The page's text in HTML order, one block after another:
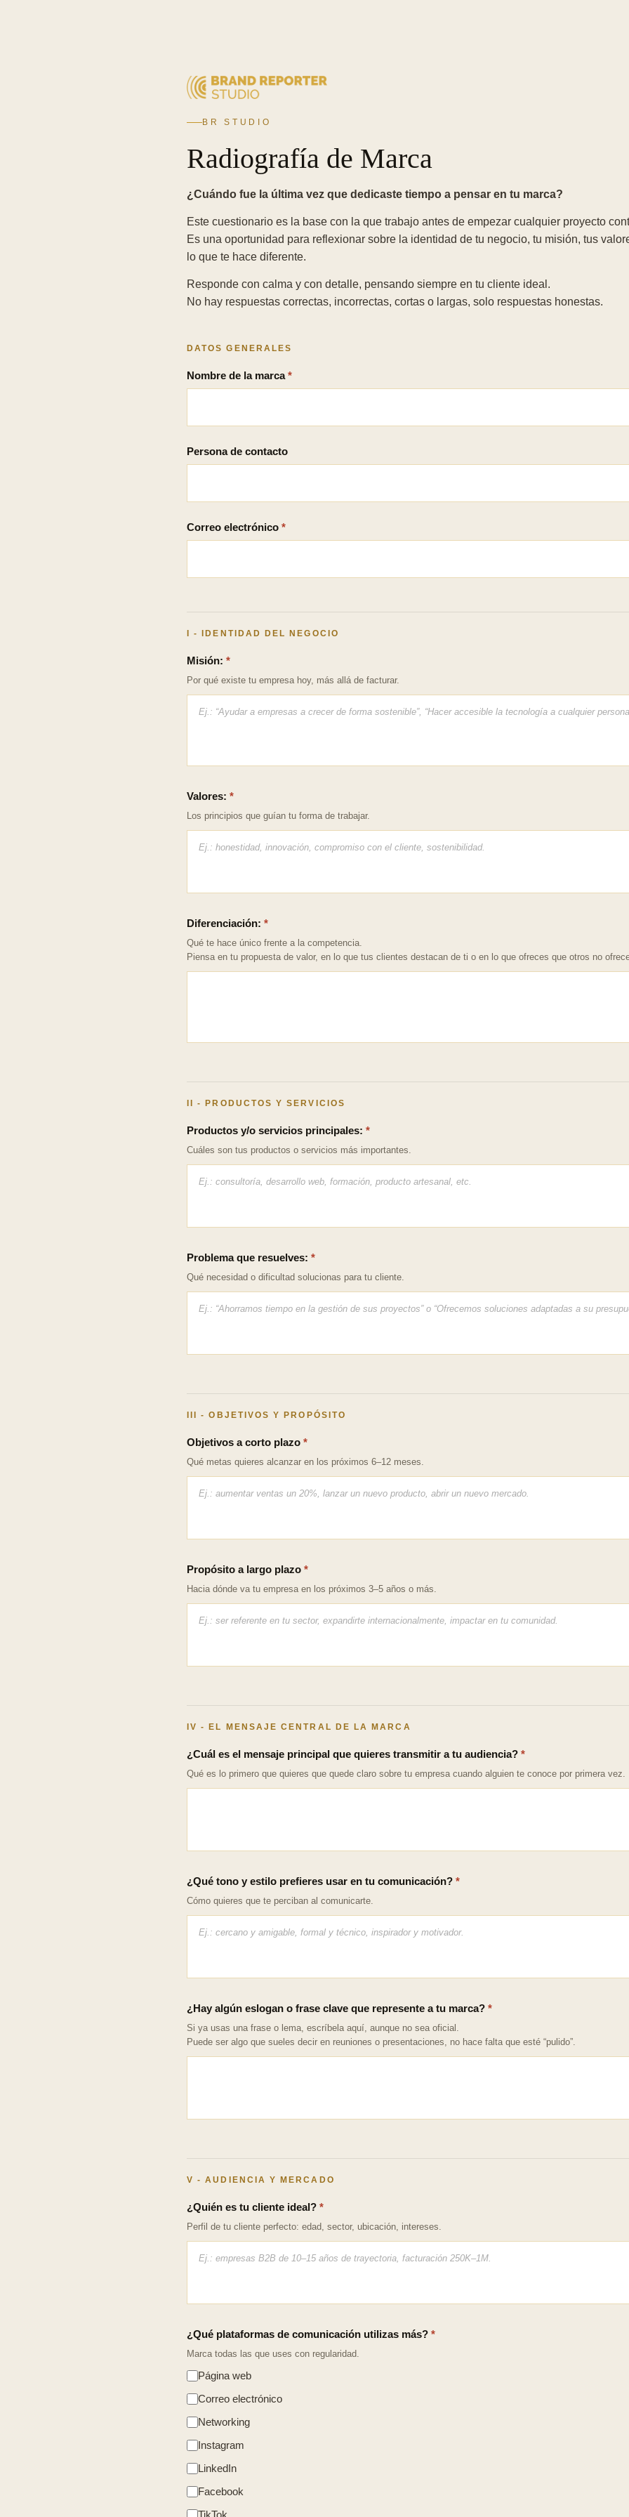
BR STUDIO
Radiografía de Marca
¿Cuándo fue la última vez que dedicaste tiempo a pensar en tu marca?
Este cuestionario es la base con la que trabajo antes de empezar cualquier proyecto
Es una oportunidad para reflexionar sobre la identidad de tu negocio, tu misión, tus
lo que te hace diferente.
Responde con calma y con detalle, pensando siempre en tu cliente ideal.
No hay respuestas correctas, incorrectas, cortas o largas, solo respuestas honestas.
DATOS GENERALES
Nombre de la marca*
Persona de contacto
Correo electrónico *
I - IDENTIDAD DEL NEGOCIO
Misión: *
Por qué existe tu empresa hoy, más allá de facturar.
Valores: *
Los principios que guían tu forma de trabajar.
Diferenciación: *
Qué te hace único frente a la competencia.
Piensa en tu propuesta de valor, en lo que tus clientes destacan de ti o en lo que ofreces que otros no
II - PRODUCTOS Y SERVICIOS
Productos y/o servicios principales: *
Cuáles son tus productos o servicios más importantes.
Problema que resuelves: *
Qué necesidad o dificultad solucionas para tu cliente.
III - OBJETIVOS Y PROPÓSITO
Objetivos a corto plazo *
Qué metas quieres alcanzar en los próximos 6–12 meses.
Propósito a largo plazo *
Hacia dónde va tu empresa en los próximos 3–5 años o más.
IV - EL MENSAJE CENTRAL DE LA MARCA
¿Cuál es el mensaje principal que quieres transmitir a tu audiencia? *
Qué es lo primero que quieres que quede claro sobre tu empresa cuando alguien te conoce por primera vez.
¿Qué tono y estilo prefieres usar en tu comunicación? *
Cómo quieres que te perciban al comunicarte.
¿Hay algún eslogan o frase clave que represente a tu marca? *
Si ya usas una frase o lema, escríbela aquí, aunque no sea oficial.
Puede ser algo que sueles decir en reuniones o presentaciones, no hace falta que esté “pulido”.
V - AUDIENCIA Y MERCADO
¿Quién es tu cliente ideal? *
Perfil de tu cliente perfecto: edad, sector, ubicación, intereses.
¿Qué plataformas de comunicación utilizas más? *
Marca todas las que uses con regularidad.
Página web
Correo electrónico
Networking
Instagram
LinkedIn
Facebook
TikTok